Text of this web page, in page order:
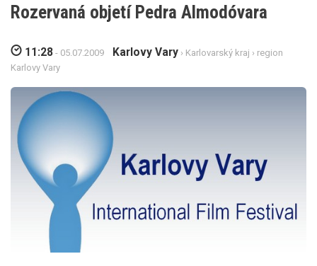
Rozervaná objetí Pedra Almodóvara
11:28 - 05.07.2009 Karlovy Vary › Karlovarský kraj › region
Karlovy Vary